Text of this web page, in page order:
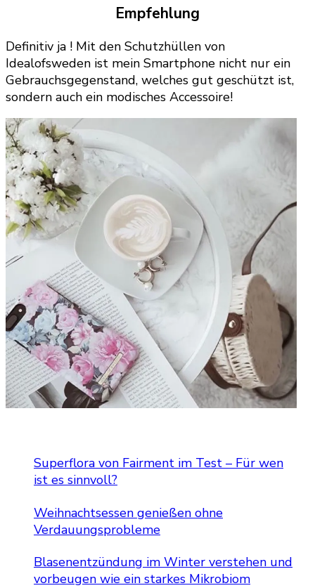
Empfehlung
Definitiv ja ! Mit den Schutzhüllen von
Idealofsweden ist mein Smartphone nicht nur ein
Gebrauchsgegenstand, welches gut geschützt ist,
sondern auch ein modisches Accessoire!
Superflora von Fairment im Test – Für wen
ist es sinnvoll?
Weihnachtsessen genießen ohne
Verdauungsprobleme
Blasenentzündung im Winter verstehen und
vorbeugen wie ein starkes Mikrobiom